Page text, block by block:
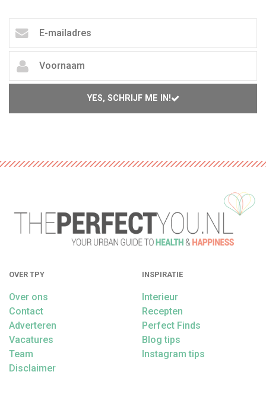
YES, SCHRIJF ME IN!
OVER TPY
Over ons
Contact
Adverteren
Vacatures
Team
Disclaimer
INSPIRATIE
Interieur
Recepten
Perfect Finds
Blog tips
Instagram tips